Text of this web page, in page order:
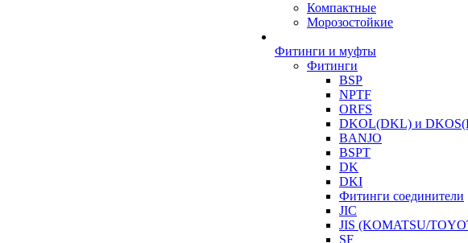
Компактные
Морозостойкие
Фитинги и муфты
Фитинги
BSP
NPTF
ORFS
DKOL(DKL) и
BANJO
BSPT
DK
DKI
Фитинги соединители
JIC
JIS (KOMATSU/
SF